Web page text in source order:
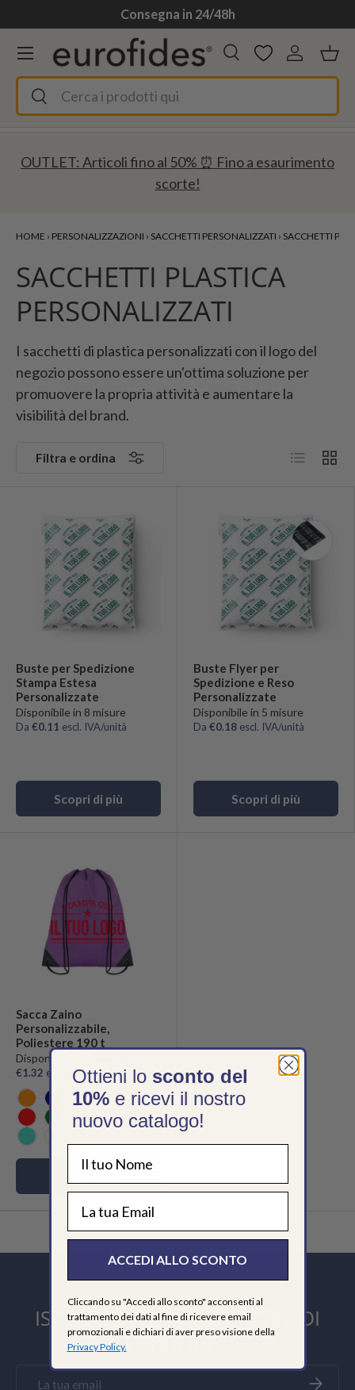
Passa ai contenuti
Consegna in 24/48h
Cerca
Cerca
Cerca Accedi
Menu
OUTLET: Articoli fino al 50% ⏰ Fino a esaurimento
scorte!
HOME › PERSONALIZZAZIONI › SACCHETTI PERSONALIZZATI › SACCHETTI
SACCHETTI PLASTICA
PERSONALIZZATI
I sacchetti di plastica personalizzati con il logo del
negozio possono essere un'ottima soluzione per
promuovere la propria attività e aumentare la
visibilità del brand.
Filtra e ordina Elenco
Buste per Spedizione
Stampa Estesa
Personalizzate
Disponibile in 8 misure
Da €0.11 escl. IVA/unità
Scopri di più
Buste Flyer per
Spedizione e Reso
Personalizzate
Disponibile in 5 misure
Da €0.18 escl. IVA/unità
Scopri di più
Sacca Zaino
Personalizzabile,
Poliestere 190 t
Disponibile in 1 misura
€1.32 escl. IVA/unità
Arancio
Blu FucsiaGrigioLime
Rosso
Verde Scuro
Turchese
Bianco
+8
ISCRIVITI ALLA NEWSLETTER DI
EUROFIDES
Iscriviti
Ottieni lo sconto del
10%e ricevi il nostro
nuovo catalogo!
ACCEDI ALLO SCONTO
Cliccando su "Accedi allo sconto" acconsenti al
trattamento dei dati al fine di ricevere email
promozionali e dichiari di aver preso visione della
Privacy Policy.